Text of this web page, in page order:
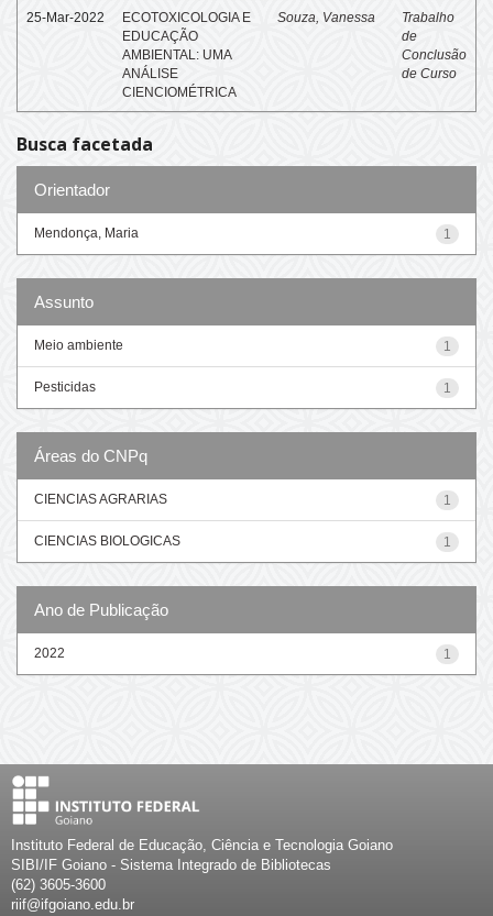
25-Mar-2022
ECOTOXICOLOGIA E
EDUCAÇÃO
AMBIENTAL: UMA
ANÁLISE
CIENCIOMÉTRICA
Souza, Vanessa
Trabalho
de
Conclusão
de Curso
Busca facetada
Orientador
1
Mendonça, Maria
Assunto
1
Meio ambiente
1
Pesticidas
Áreas do CNPq
1
CIENCIAS AGRARIAS
1
CIENCIAS BIOLOGICAS
Ano de Publicação
1
2022
Instituto Federal de Educação, Ciência e Tecnologia Goiano
SIBI/IF Goiano - Sistema Integrado de Bibliotecas
(62) 3605-3600
riif@ifgoiano.edu.br